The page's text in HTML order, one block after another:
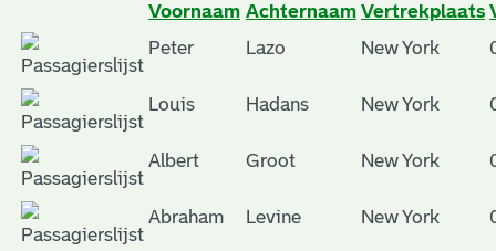
Voornaam Achternaam Vertrekplaats
Peter
Lazo New York
Louis Hadans New York
Albert Groot New York
Abraham Levine New York